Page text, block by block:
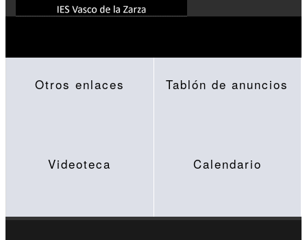
Otros enlaces Tablón de anuncios
Videoteca Calendario